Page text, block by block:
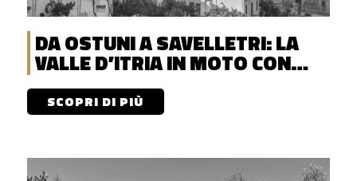
DA OSTUNI A SAVELLETRI: LA
VALLE D’ITRIA IN MOTO CON
DISCOVERENT
SCOPRI DI PIÙ